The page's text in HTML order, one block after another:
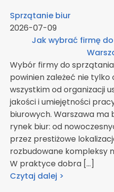
Sprzątanie biur
2026-07-09
Jak wybrać firmę
Wybór firmy do
powinien zależeć nie tylko
wszystkim od organizacji
jakości i umiejętności
biurowych. Warszawa ma
rynek biur: od
przez prestiżowe
rozbudowane kompleksy
W praktyce dobra […]
Czytaj dalej >